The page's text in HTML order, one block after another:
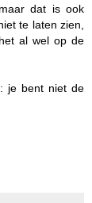
dat is ook
te laten zien,
al wel op de
je bent niet de